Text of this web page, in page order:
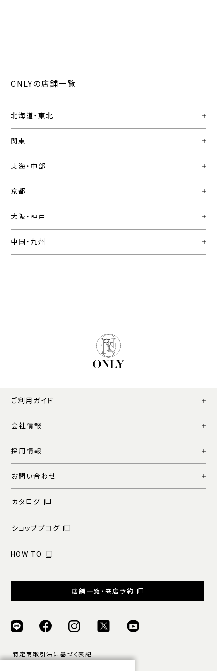
ONLYの店舗一覧
北海道・東北
関東
東海・中部
京都
大阪・神戸
中国・九州
ご利用ガイド
会社情報
採用情報
お問い合わせ
カタログ
ショップブログ
HOW TO
店舗一覧・来店予約
特定商取引法に基づく表記